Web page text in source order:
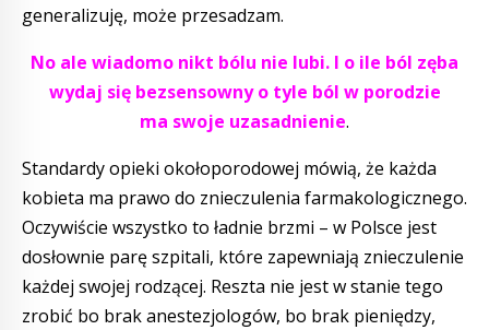
generalizuję, może przesadzam.
No ale wiadomo nikt bólu nie lubi. I o ile ból zęba
wydaj się bezsensowny o tyle ból w porodzie
ma swoje uzasadnienie.
Standardy opieki okołoporodowej mówią, że każda
kobieta ma prawo do znieczulenia farmakologicznego.
Oczywiście wszystko to ładnie brzmi – w Polsce jest
dosłownie parę szpitali, które zapewniają znieczulenie
każdej swojej rodzącej. Reszta nie jest w stanie tego
zrobić bo brak anestezjologów, bo brak pieniędzy,